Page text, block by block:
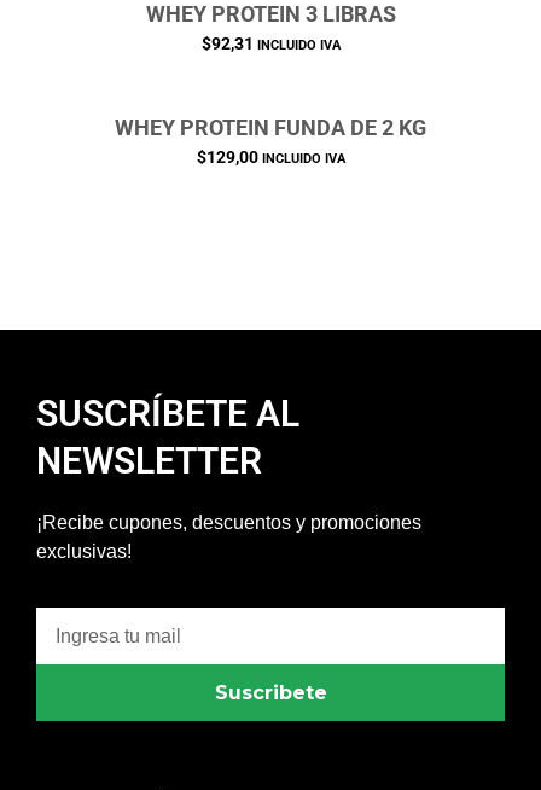
WHEY PROTEIN 3 LIBRAS
$92,31 INCLUIDO IVA
WHEY PROTEIN FUNDA DE 2 KG
$129,00 INCLUIDO IVA
SUSCRÍBETE AL
NEWSLETTER
¡Recibe cupones, descuentos y promociones
exclusivas!
Suscribete